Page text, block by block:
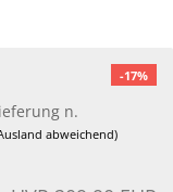
-17%
n.
abweichend)